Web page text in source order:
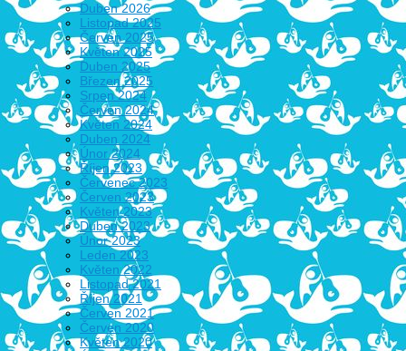
Duben 2026
Listopad 2025
Červen 2025
Květen 2025
Duben 2025
Březen 2025
Srpen 2024
Červen 2024
Květen 2024
Duben 2024
Únor 2024
Říjen 2023
Červenec 2023
Červen 2023
Květen 2023
Duben 2023
Únor 2023
Leden 2023
Květen 2022
Listopad 2021
Říjen 2021
Červen 2021
Červen 2020
Květen 2020